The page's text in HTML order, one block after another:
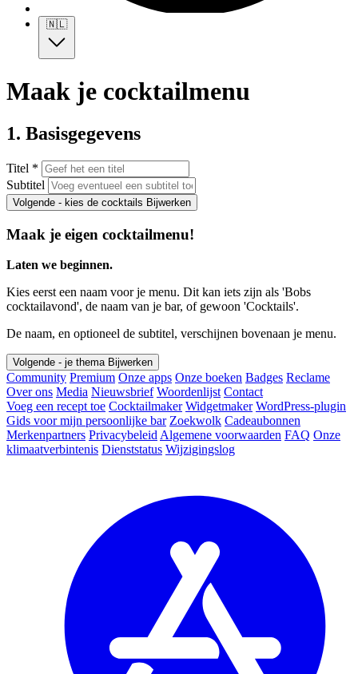
🇳🇱
Maak je cocktailmenu
1. Basisgegevens
Titel *
Subtitel
Volgende - kies de cocktails Bijwerken
Maak je eigen cocktailmenu!
Laten we beginnen.
Kies eerst een naam voor je menu. Dit kan iets zijn als 'Bobs
cocktailavond', de naam van je bar, of gewoon 'Cocktails'.
De naam, en optioneel de subtitel, verschijnen bovenaan je menu.
Volgende - je thema Bijwerken
Community Premium Onze apps Onze boeken Badges Reclame
Over ons Media Nieuwsbrief Woordenlijst Contact
Voeg een recept toe Cocktailmaker Widgetmaker WordPress-plugin
Gids voor mijn persoonlijke bar Zoekwolk Cadeaubonnen
Merkenpartners Privacybeleid Algemene voorwaarden FAQ Onze
klimaatverbintenis Dienststatus Wijzigingslog